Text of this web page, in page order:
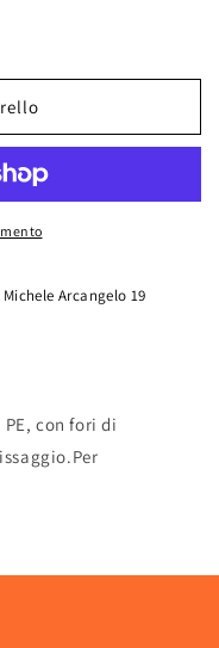
Arcangelo 19
PE, con fori di